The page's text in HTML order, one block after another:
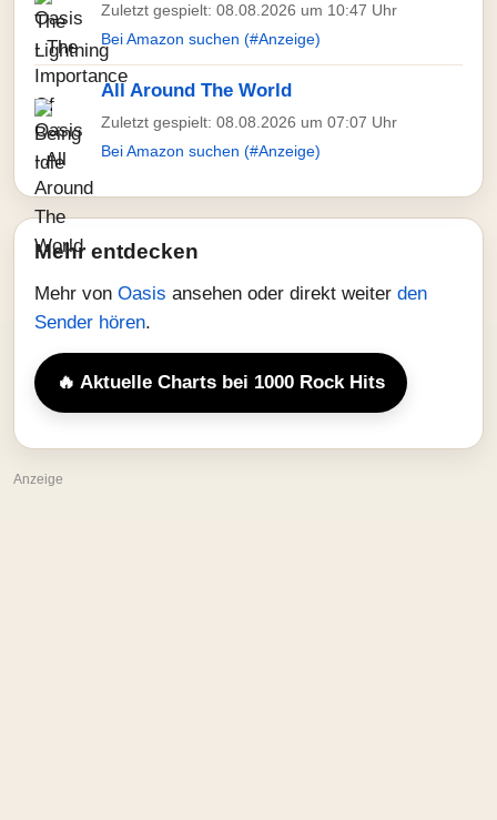
Zuletzt gespielt: 08.08.2026 um 10:47 Uhr
Bei Amazon suchen (#Anzeige)
All Around The World
Zuletzt gespielt: 08.08.2026 um 07:07 Uhr
Bei Amazon suchen (#Anzeige)
Mehr entdecken
Mehr von Oasis ansehen oder direkt weiter den
Sender hören.
🔥 Aktuelle Charts bei 1000 Rock Hits
Anzeige